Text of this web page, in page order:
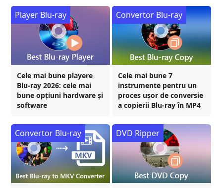
Cele mai bune playere
Blu-ray 2026: cele mai
bune opțiuni hardware și
software
Player Blu-ray
Cele mai bune 7
instrumente pentru un
proces ușor de conversie
a copierii Blu-ray în MP4
Convertor Blu-ray
Convertor Blu-ray DVD Ripper